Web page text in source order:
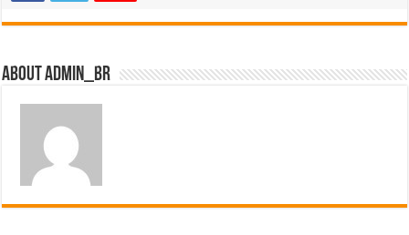
About admin_br